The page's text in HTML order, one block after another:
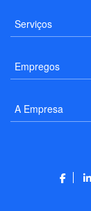
Serviços
Empregos
A Empresa